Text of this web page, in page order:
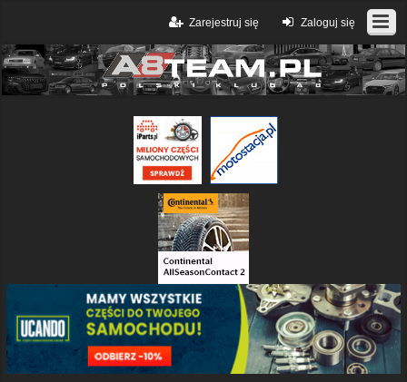
Zaloguj się
Zarejestruj się